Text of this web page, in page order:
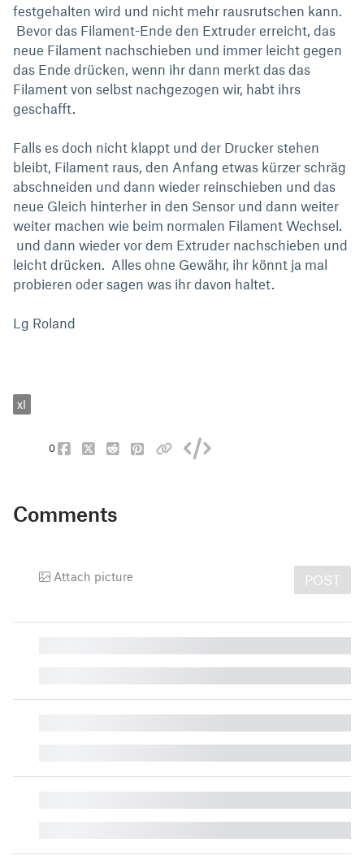
festgehalten wird und nicht mehr rausrutschen kann.
Bevor das Filament-Ende den Extruder erreicht, das
neue Filament nachschieben und immer leicht gegen
das Ende drücken, wenn ihr dann merkt das das
Filament von selbst nachgezogen wir, habt ihrs
geschafft.
Falls es doch nicht klappt und der Drucker stehen
bleibt, Filament raus, den Anfang etwas kürzer schräg
abschneiden und dann wieder reinschieben und das
neue Gleich hinterher in den Sensor und dann weiter
weiter machen wie beim normalen Filament Wechsel.
und dann wieder vor dem Extruder nachschieben und
leicht drücken. Alles ohne Gewähr, ihr könnt ja mal
probieren oder sagen was ihr davon haltet.
Lg Roland
xl
0
Comments
Attach picture POST